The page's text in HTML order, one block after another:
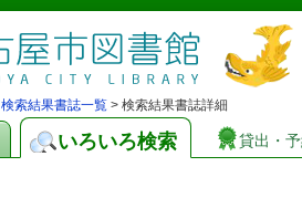
検索結果書誌一覧 > 検索結果書誌詳細
いろいろ検索 貸出・